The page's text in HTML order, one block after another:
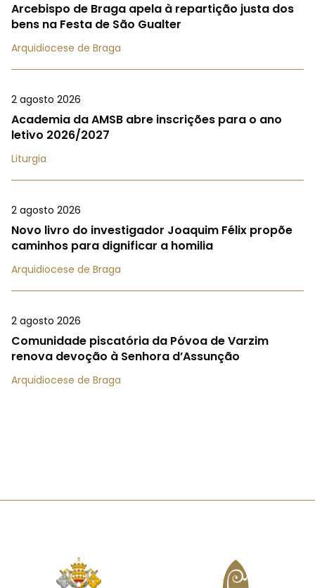
Arcebispo de Braga apela à repartição justa dos
bens na Festa de São Gualter
Arquidiocese de Braga
2 agosto 2026
Academia da AMSB abre inscrições para o ano
letivo 2026/2027
Liturgia
2 agosto 2026
Novo livro do investigador Joaquim Félix propõe
caminhos para dignificar a homilia
Arquidiocese de Braga
2 agosto 2026
Comunidade piscatória da Póvoa de Varzim
renova devoção à Senhora d’Assunção
Arquidiocese de Braga